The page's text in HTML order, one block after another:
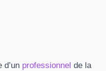
professionnel de la